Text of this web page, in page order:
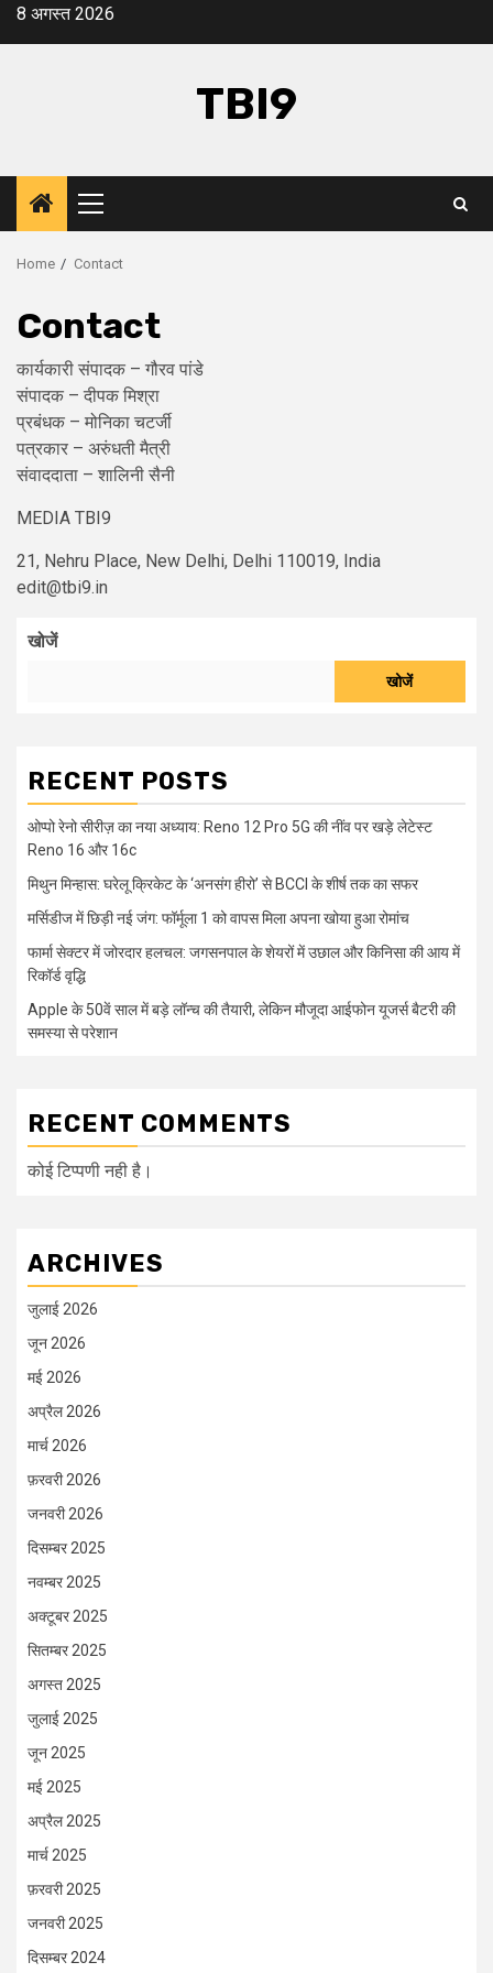
Skip8 अगस्त 2026
TBI9
Primary
Menu
Home Contact
Contact
कार्यकारी संपादक – गौरव पांडे
संपादक – दीपक मिश्रा
प्रबंधक – मोनिका चटर्जी
पत्रकार – अरुंधती मैत्री
संवाददाता – शालिनी सैनी
MEDIA TBI9
21, Nehru Place, New Delhi, Delhi 110019, India
edit@tbi9.in
खोजें
खोजें
RECENT POSTS
ओप्पो रेनो सीरीज़ का नया अध्याय: Reno 12 Pro 5G की नींव पर खड़े लेटेस्ट
Reno 16 और 16c
मिथुन मिन्हास: घरेलू क्रिकेट के ‘अनसंग हीरो’ से BCCI के शीर्ष तक का सफर
मर्सिडीज में छिड़ी नई जंग: फॉर्मूला 1 को वापस मिला अपना खोया हुआ रोमांच
फार्मा सेक्टर में जोरदार हलचल: जगसनपाल के शेयरों में उछाल और किनिसा की आय में
रिकॉर्ड वृद्धि
Apple के 50वें साल में बड़े लॉन्च की तैयारी, लेकिन मौजूदा आईफोन यूजर्स बैटरी की
समस्या से परेशान
RECENT COMMENTS
कोई टिप्पणी नही है।
ARCHIVES
जुलाई 2026
जून 2026
मई 2026
अप्रैल 2026
मार्च 2026
फ़रवरी 2026
जनवरी 2026
दिसम्बर 2025
नवम्बर 2025
अक्टूबर 2025
सितम्बर 2025
अगस्त 2025
जुलाई 2025
जून 2025
मई 2025
अप्रैल 2025
मार्च 2025
फ़रवरी 2025
जनवरी 2025
दिसम्बर 2024